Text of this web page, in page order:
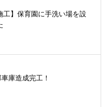
工】保育園に手洗い場を設
庫造成完工！